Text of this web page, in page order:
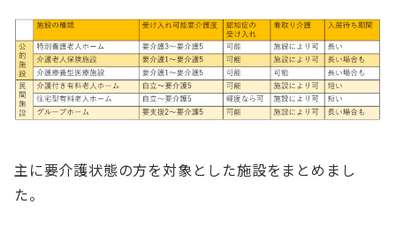
主に要介護状態の方を対象とした施設をまとめまし
た。